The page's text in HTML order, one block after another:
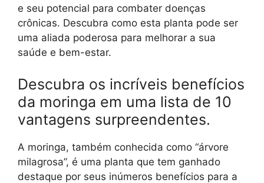
e seu potencial para combater doenças
crônicas. Descubra como esta planta pode ser
uma aliada poderosa para melhorar a sua
saúde e bem-estar.
Descubra os incríveis benefícios
da moringa em uma lista de 10
vantagens surpreendentes.
A moringa, também conhecida como “árvore
milagrosa”, é uma planta que tem ganhado
destaque por seus inúmeros benefícios para a